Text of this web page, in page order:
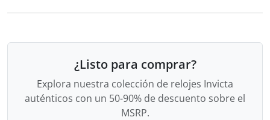
¿Listo para comprar?
Explora nuestra colección de relojes Invicta
auténticos con un 50-90% de descuento sobre el
MSRP.